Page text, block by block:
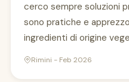
cerco sempre soluzioni
sono pratiche e
ingredienti di origine
Rimini - Feb 2026